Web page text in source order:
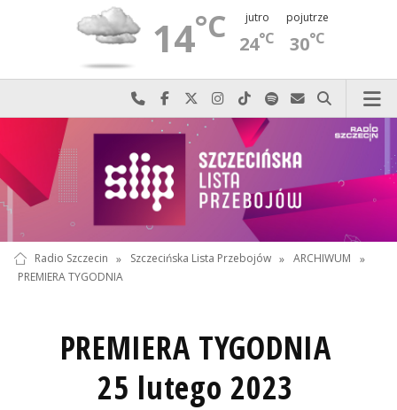
14°C jutro
24°C
pojutrze
30°C
Najlepiej po prostu do nas zadzwoń
Odwiedź nas na Facebook-u
Odwiedź nas na X
Odwiedź nas na Instagram-ie
Odwiedź nas na TikTok-u
Szukaj nas na Spotify
Wyślij do nas
Szukaj
Radio Szczecin » Szczecińska Lista Przebojów » ARCHIWUM
»
PREMIERA TYGODNIA
PREMIERA TYGODNIA
25 lutego 2023